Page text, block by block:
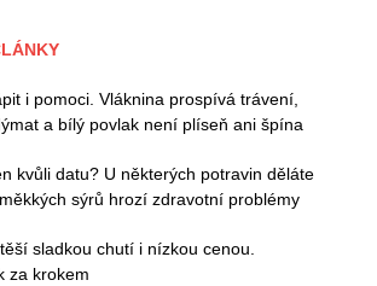
i pomoci. Vláknina prospívá trávení,
a bílý povlak není plíseň ani špína
kvůli datu? U některých potravin děláte
sýrů hrozí zdravotní problémy
sladkou chutí i nízkou cenou.
za krokem